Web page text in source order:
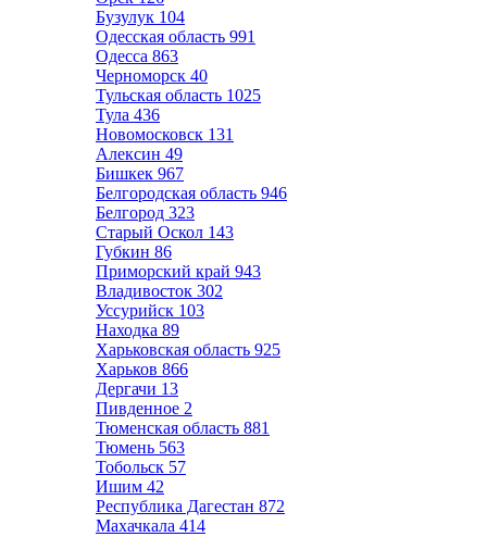
Бузулук 104
Одесская область 991
Одесса 863
Черноморск 40
Тульская область 1025
Тула 436
Новомосковск 131
Алексин 49
Бишкек 967
Белгородская область 946
Белгород 323
Старый Оскол 143
Губкин 86
Приморский край 943
Владивосток 302
Уссурийск 103
Находка 89
Харьковская область 925
Харьков 866
Дергачи 13
Пивденное 2
Тюменская область 881
Тюмень 563
Тобольск 57
Ишим 42
Республика Дагестан 872
Махачкала 414